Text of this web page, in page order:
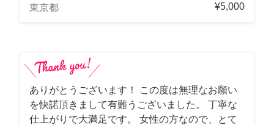
東京都
¥5,000
ありがとうございます！ この度は無理なお願い
を快諾頂きまして有難うございました。 丁寧な
仕上がりで大満足です。 女性の方なので、とて